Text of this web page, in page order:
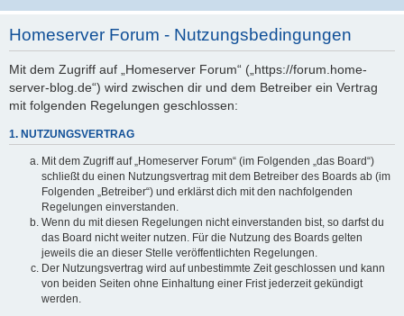
Homeserver Forum - Nutzungsbedingungen
Mit dem Zugriff auf „Homeserver Forum“ („https://forum.home-
server-blog.de“) wird zwischen dir und dem Betreiber ein Vertrag
mit folgenden Regelungen geschlossen:
1. NUTZUNGSVERTRAG
Mit dem Zugriff auf „Homeserver Forum“ (im Folgenden „das Board“)
schließt du einen Nutzungsvertrag mit dem Betreiber des Boards ab (im
Folgenden „Betreiber“) und erklärst dich mit den nachfolgenden
Regelungen einverstanden.
Wenn du mit diesen Regelungen nicht einverstanden bist, so darfst du
das Board nicht weiter nutzen. Für die Nutzung des Boards gelten
jeweils die an dieser Stelle veröffentlichten Regelungen.
Der Nutzungsvertrag wird auf unbestimmte Zeit geschlossen und kann
von beiden Seiten ohne Einhaltung einer Frist jederzeit gekündigt
werden.